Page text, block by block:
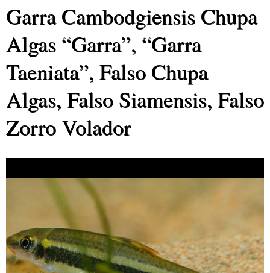
Inscribe tu email/Newsletter
Whatsapp de administrador y asesor
Garra Cambodgiensis Chupa
Algas “Garra”, “Garra
Taeniata”, Falso Chupa
Algas, Falso Siamensis, Falso
Zorro Volador